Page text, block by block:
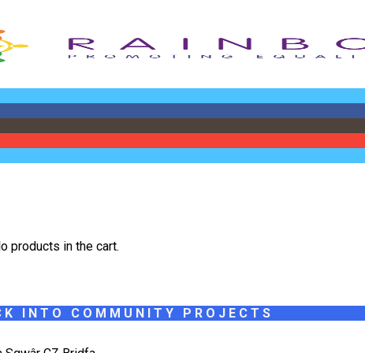
products in the cart.
INTO COMMUNITY PROJECTS